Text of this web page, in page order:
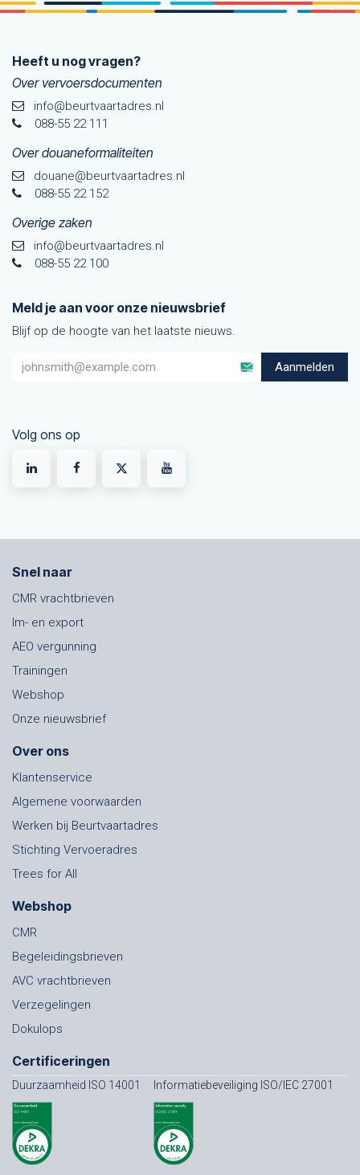
Heeft u nog vragen?
Over vervoersdocumenten
info@beurtvaartadres.nl
088-55 22 111
Over douaneformaliteiten
douane@beurtvaarta​dres.nl
088-55 22 152
Overige zaken
info@beurtvaartadres.nl
088-55 22 100
Meld je aan voor onze nieuwsbrief
Blijf op de hoogte van het laatste nieuws.
Aanmelden
Volg ons op
Snel naar
CMR vrachtbrieven
Im- en export
AEO vergunning
Trainingen
Webshop
Onze nieuwsbrief
Over ons
Klantenservice
Algemene voorwaarden
Werken bij Beurtvaartadres
Stichting Vervoeradres
Trees for All
Webshop
CMR
Begeleidingsbrieven
AVC vrachtbrieven
Verzegelingen
Dokulops
Certificeringen
Duurzaamheid ISO 14001 Informatiebeveiliging ISO/IEC 27001